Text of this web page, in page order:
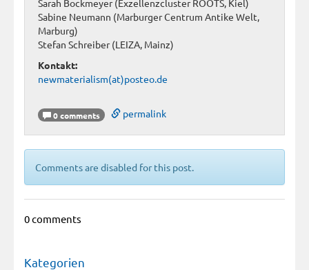
Sarah Bockmeyer (Exzellenzcluster ROOTS, Kiel)
Sabine Neumann (Marburger Centrum Antike Welt,
Marburg)
Stefan Schreiber (LEIZA, Mainz)
Kontakt:
newmaterialism(at)posteo.de
0 comments permalink
Comments are disabled for this post.
0 comments
Kategorien